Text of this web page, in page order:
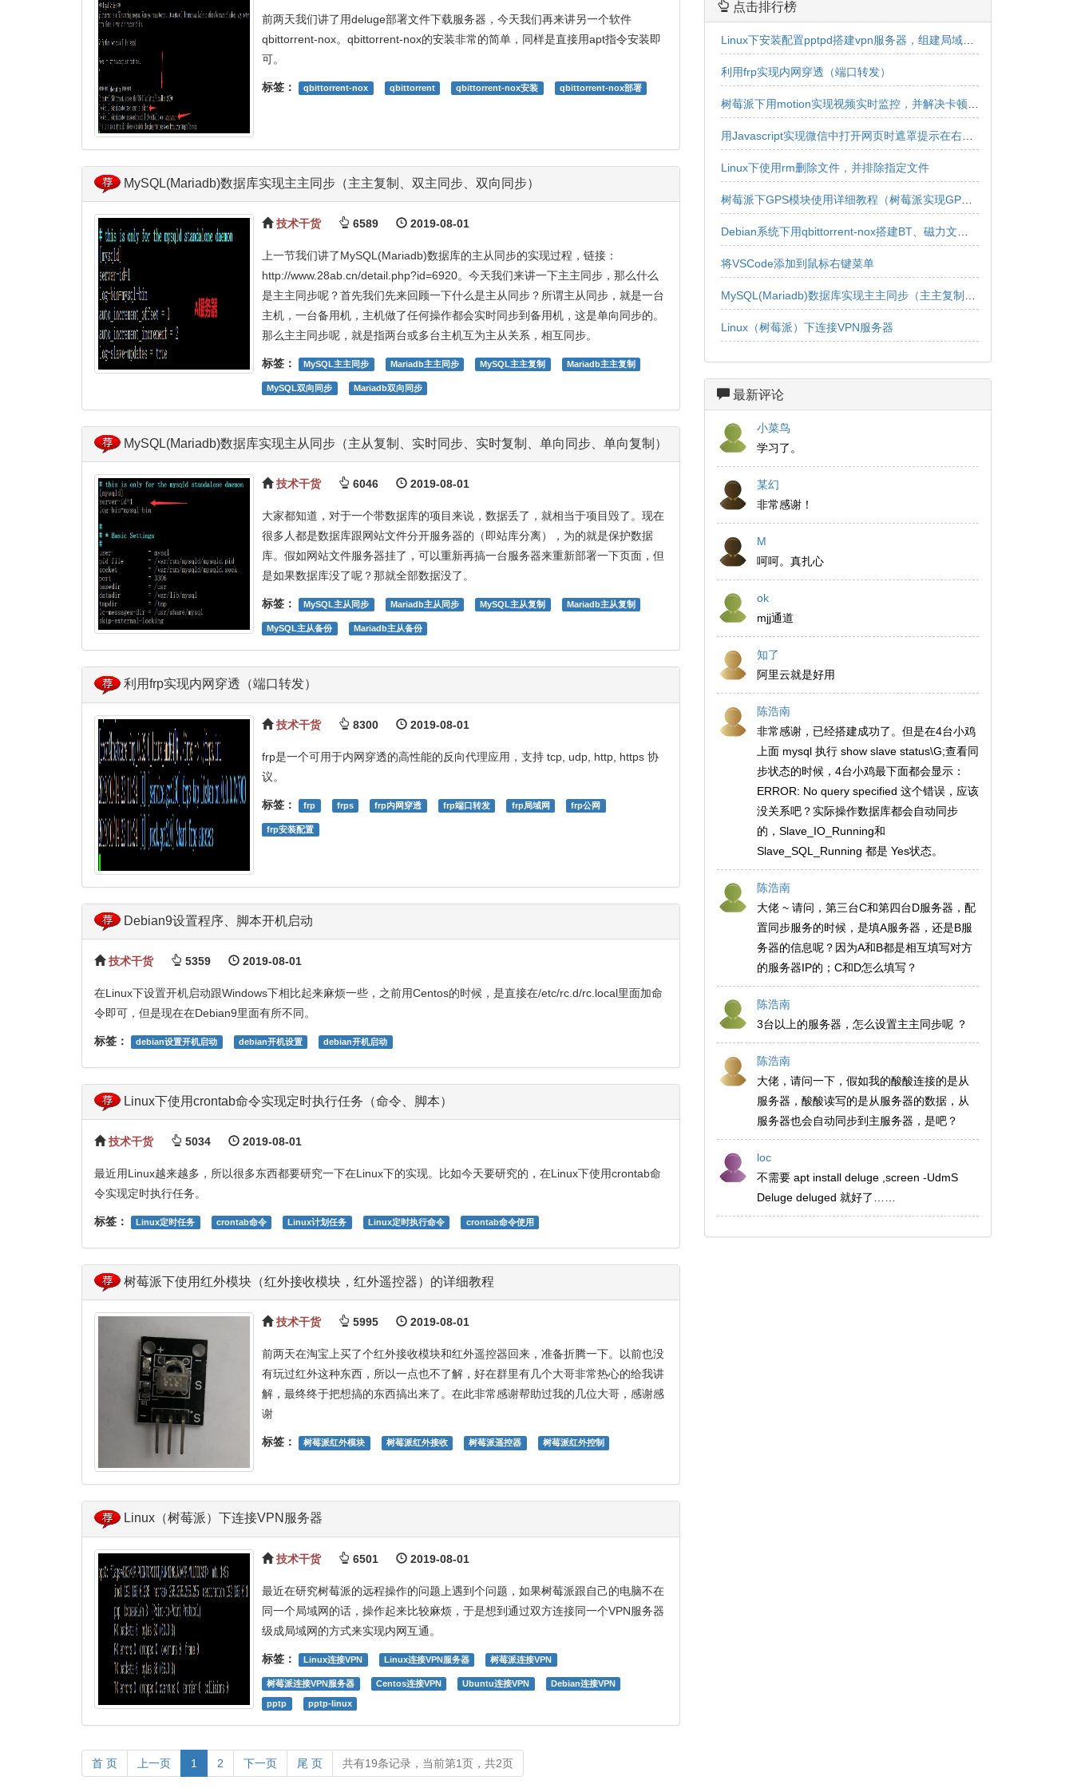
前两天我们讲了用deluge部署文件下载服务器，今天我们再来讲另一个软件
qbittorrent-nox。qbittorrent-nox的安装非常的简单，同样是直接用apt指令安装即
可。
标签： qbittorrent-nox qbittorrent qbittorrent-nox安装 qbittorrent-nox部署
MySQL(Mariadb)数据库实现主主同步（主主复制、双主同步、双向同步）
技术干货 6589 2019-08-01
上一节我们讲了MySQL(Mariadb)数据库的主从同步的实现过程，链接：
http://www.28ab.cn/detail.php?id=6920。今天我们来讲一下主主同步，那么什么
是主主同步呢？首先我们先来回顾一下什么是主从同步？所谓主从同步，就是一台
主机，一台备用机，主机做了任何操作都会实时同步到备用机，这是单向同步的。
那么主主同步呢，就是指两台或多台主机互为主从关系，相互同步。
标签： MySQL主主同步 Mariadb主主同步 MySQL主主复制 Mariadb主主复制
MySQL双向同步 Mariadb双向同步
MySQL(Mariadb)数据库实现主从同步（主从复制、实时同步、实时复制、单向同步、单向复制）
技术干货 6046 2019-08-01
大家都知道，对于一个带数据库的项目来说，数据丢了，就相当于项目毁了。现在
很多人都是数据库跟网站文件分开服务器的（即站库分离），为的就是保护数据
库。假如网站文件服务器挂了，可以重新再搞一台服务器来重新部署一下页面，但
是如果数据库没了呢？那就全部数据没了。
标签： MySQL主从同步 Mariadb主从同步 MySQL主从复制 Mariadb主从复制
MySQL主从备份 Mariadb主从备份
利用frp实现内网穿透（端口转发）
技术干货 8300 2019-08-01
frp是一个可用于内网穿透的高性能的反向代理应用，支持 tcp, udp, http, https 协
议。
标签： frp frps frp内网穿透 frp端口转发 frp局域网 frp公网
frp安装配置
Debian9设置程序、脚本开机启动
技术干货 5359 2019-08-01
在Linux下设置开机启动跟Windows下相比起来麻烦一些，之前用Centos的时候，是直接在/etc/rc.d/rc.local里面加命
令即可，但是现在在Debian9里面有所不同。
标签： debian设置开机启动 debian开机设置 debian开机启动
Linux下使用crontab命令实现定时执行任务（命令、脚本）
技术干货 5034 2019-08-01
最近用Linux越来越多，所以很多东西都要研究一下在Linux下的实现。比如今天要研究的，在Linux下使用crontab命
令实现定时执行任务。
标签： Linux定时任务 crontab命令 Linux计划任务 Linux定时执行命令 crontab命令使用
树莓派下使用红外模块（红外接收模块，红外遥控器）的详细教程
技术干货 5995 2019-08-01
前两天在淘宝上买了个红外接收模块和红外遥控器回来，准备折腾一下。以前也没
有玩过红外这种东西，所以一点也不了解，好在群里有几个大哥非常热心的给我讲
解，最终终于把想搞的东西搞出来了。在此非常感谢帮助过我的几位大哥，感谢感
谢
标签： 树莓派红外模块 树莓派红外接收 树莓派遥控器 树莓派红外控制
Linux（树莓派）下连接VPN服务器
技术干货 6501 2019-08-01
最近在研究树莓派的远程操作的问题上遇到个问题，如果树莓派跟自己的电脑不在
同一个局域网的话，操作起来比较麻烦，于是想到通过双方连接同一个VPN服务器
级成局域网的方式来实现内网互通。
标签： Linux连接VPN Linux连接VPN服务器 树莓派连接VPN
树莓派连接VPN服务器 Centos连接VPN Ubuntu连接VPN Debian连接VPN
pptp pptp-linux
首 页 上一页 1 2 下一页 尾 页 共有19条记录，当前第1页，共2页
点击排行榜
利用frp实现内网穿透（端口转发）
Linux下使用rm删除文件，并排除指定文件
将VSCode添加到鼠标右键菜单
Linux（树莓派）下连接VPN服务器
最新评论
小菜鸟
学习了。
某幻
非常感谢！
M
呵呵。真扎心
ok
mjj通道
知了
阿里云就是好用
陈浩南
非常感谢，已经搭建成功了。但是在4台小鸡
上面 mysql 执行 show slave status\G;查看同
步状态的时候，4台小鸡最下面都会显示：
ERROR: No query specified 这个错误，应该
没关系吧？实际操作数据库都会自动同步
的，Slave_IO_Running和
Slave_SQL_Running 都是 Yes状态。
陈浩南
大佬 ~ 请问，第三台C和第四台D服务器，配
置同步服务的时候，是填A服务器，还是B服
务器的信息呢？因为A和B都是相互填写对方
的服务器IP的；C和D怎么填写？
陈浩南
3台以上的服务器，怎么设置主主同步呢 ？
陈浩南
大佬，请问一下，假如我的酸酸连接的是从
服务器，酸酸读写的是从服务器的数据，从
服务器也会自动同步到主服务器，是吧？
loc
不需要 apt install deluge ,screen -UdmS
Deluge deluged 就好了……